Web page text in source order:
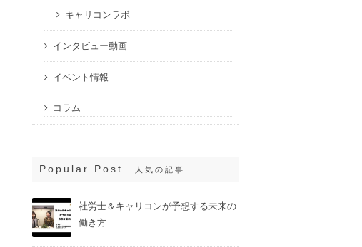
キャリコンラボ
インタビュー動画
イベント情報
コラム
Popular Post 人気の記事
社労士＆キャリコンが予想する未来の
働き方